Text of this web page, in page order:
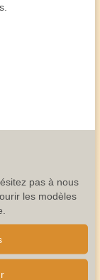
pas à nous
les modèles